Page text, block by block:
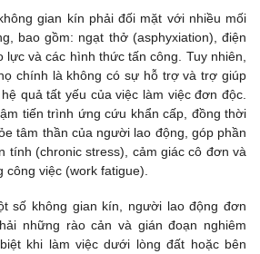
gian kín phải đối mặt với nhiều mối
bao gồm: ngạt thở (asphyxiation), điện
lực và các hình thức tấn công. Tuy nhiên,
chính là không có sự hỗ trợ và trợ giúp
quả tất yếu của việc làm việc đơn độc.
tiến trình ứng cứu khẩn cấp, đồng thời
tâm thần của người lao động, góp phần
tính (chronic stress), cảm giác cô đơn và
việc (work fatigue).
số không gian kín, người lao động đơn
những rào cản và gián đoạn nghiêm
khi làm việc dưới lòng đất hoặc bên